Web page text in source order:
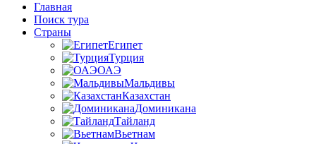
Главная
Поиск тура
Страны
Египет
Турция
ОАЭ
Мальдивы
Казахстан
Доминикана
Тайланд
Вьетнам